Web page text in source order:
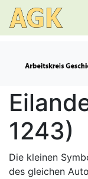
1243)
Die kleinen
des gleichen